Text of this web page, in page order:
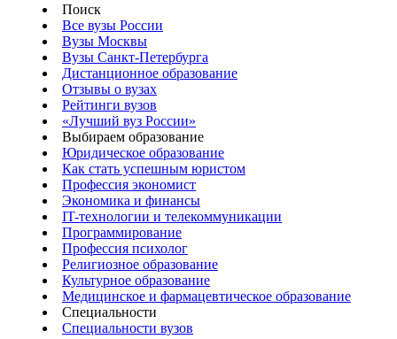
Поиск
Все вузы России
Вузы Москвы
Вузы Санкт-Петербурга
Дистанционное образование
Отзывы о вузах
Рейтинги вузов
«Лучший вуз России»
Выбираем образование
Юридическое образование
Как стать успешным юристом
Профессия экономист
Экономика и финансы
IT-технологии и телекоммуникации
Программирование
Профессия психолог
Религиозное образование
Культурное образование
Медицинское и фармацевтическое образование
Специальности
Специальности вузов